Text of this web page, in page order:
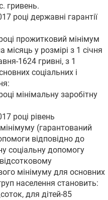
гривень.
році державні гарантії
прожитковий мінімум
у розмірі з 1 січня
1624 гривні, з 1
соціальних і
мінімальну заробітну
році рівень
(гарантований
відповідно до
соціальну допомогу
мінімуму для основних
населення становить:
для дітей-85